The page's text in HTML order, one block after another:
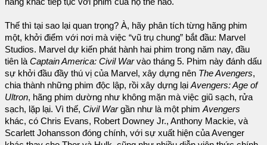
Thế thì tại sao lại quan trọng? À, hãy phân tích từng hãng phim
một, khởi điểm với nơi mà việc “vũ trụ chung” bắt đầu: Marvel
Studios. Marvel dự kiến phát hành hai phim trong năm nay, đầu
tiên là Captain America: Civil Warvào tháng 5. Phim này đánh dấu
sự khởi đầu đầy thú vị của Marvel, xây dựng nên The Avengers,
chia thành những phim độc lập, rồi xây dựng lại Avengers: Age of
Ultron, hãng phim dường như không mặn mà việc giũ sạch, rửa
sạch, lặp lại. Vì thế, Civil Wargần như là một phim Avengers
khác, có Chris Evans, Robert Downey Jr., Anthony Mackie, và
Scarlett Johansson đóng chính, với sự xuất hiện của Avenger